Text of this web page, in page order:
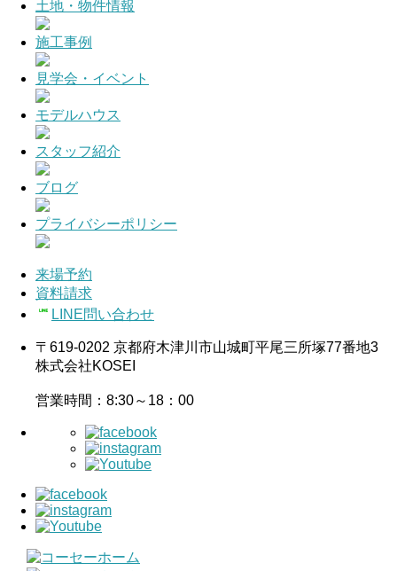
土地・物件情報
施工事例
見学会・イベント
モデルハウス
スタッフ紹介
ブログ
プライバシーポリシー
来場予約
資料請求
LINE問い合わせ
〒619-0202 京都府木津川市山城町平尾三所塚77番地3
株式会社KOSEI
営業時間：8:30～18：00